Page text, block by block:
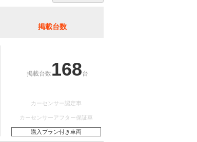
掲載台数
掲載台数 168台
カーセンサー認定車
カーセンサーアフター保証車
購入プラン付き車両